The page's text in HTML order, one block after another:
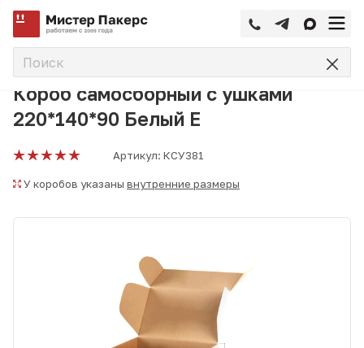
Главная Короб
Короб самосборный с ушками
220*140*90 Белый Е
Артикул: КСУ381
У коробов указаны внутренние размеры